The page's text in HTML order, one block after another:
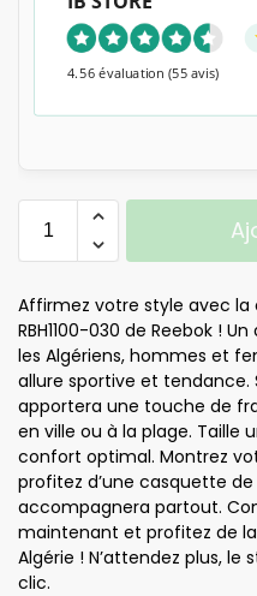
4.56 évaluation (55 avis)
Affirmez votre style avec la
RBH1100-030 de Reebok !
les Algériens, hommes et
allure sportive et tendance.
apportera une touche de
en ville ou à la plage. Taille
confort optimal. Montrez
profitez d’une casquette
accompagnera partout.
maintenant et profitez de
Algérie ! N’attendez plus, le
clic.